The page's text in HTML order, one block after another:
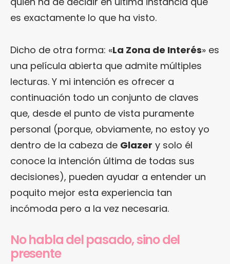
es exactamente lo que ha visto.
Dicho de otra forma: «La Zona de Interés» es
una película abierta que admite múltiples
lecturas. Y mi intención es ofrecer a
continuación todo un conjunto de claves
que, desde el punto de vista puramente
personal (porque, obviamente, no estoy yo
dentro de la cabeza de Glazer y solo él
conoce la intención última de todas sus
decisiones), pueden ayudar a entender un
poquito mejor esta experiencia tan
incómoda pero a la vez necesaria.
No habla del pasado, sino del
presente